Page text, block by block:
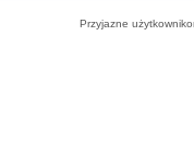
Przyjazne